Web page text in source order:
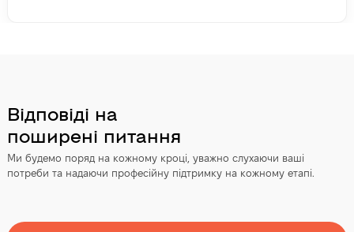
Відповіді на
поширені питання
Ми будемо поряд на кожному кроці, уважно слухаючи ваші
потреби та надаючи професійну підтримку на кожному етапі.